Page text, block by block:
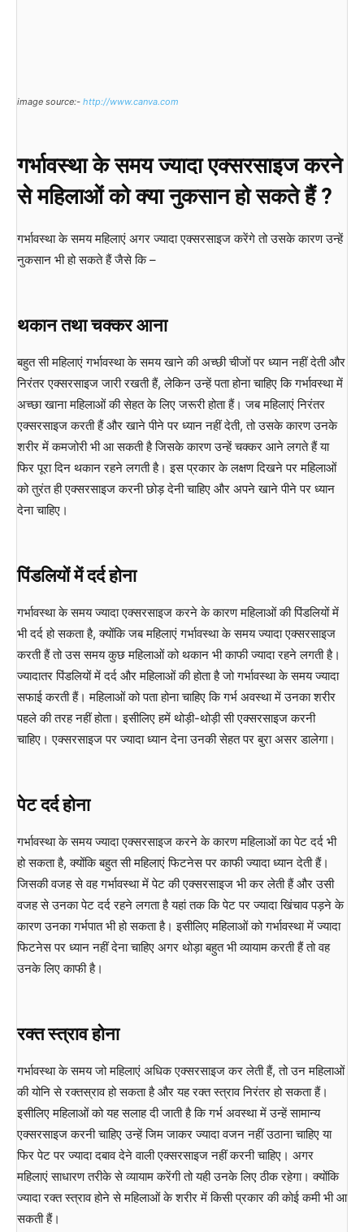
image source:- http://www.canva.com
गर्भावस्था के समय ज्यादा एक्सरसाइज करने
से महिलाओं को क्या नुकसान हो सकते हैं ?
गर्भावस्था के समय महिलाएं अगर ज्यादा एक्सरसाइज करेंगे तो उसके कारण उन्हें
नुकसान भी हो सकते हैं जैसे कि –
थकान तथा चक्कर आना
बहुत सी महिलाएं गर्भावस्था के समय खाने की अच्छी चीजों पर ध्यान नहीं देती और
निरंतर एक्सरसाइज जारी रखती हैं, लेकिन उन्हें पता होना चाहिए कि गर्भावस्था में
अच्छा खाना महिलाओं की सेहत के लिए जरूरी होता हैं। जब महिलाएं निरंतर
एक्सरसाइज करती हैं और खाने पीने पर ध्यान नहीं देती, तो उसके कारण उनके
शरीर में कमजोरी भी आ सकती है जिसके कारण उन्हें चक्कर आने लगते हैं या
फिर पूरा दिन थकान रहने लगती है। इस प्रकार के लक्षण दिखने पर महिलाओं
को तुरंत ही एक्सरसाइज करनी छोड़ देनी चाहिए और अपने खाने पीने पर ध्यान
देना चाहिए।
पिंडलियों में दर्द होना
गर्भावस्था के समय ज्यादा एक्सरसाइज करने के कारण महिलाओं की पिंडलियों में
भी दर्द हो सकता है, क्योंकि जब महिलाएं गर्भावस्था के समय ज्यादा एक्सरसाइज
करती हैं तो उस समय कुछ महिलाओं को थकान भी काफी ज्यादा रहने लगती है।
ज्यादातर पिंडलियों में दर्द और महिलाओं की होता है जो गर्भावस्था के समय ज्यादा
सफाई करती हैं। महिलाओं को पता होना चाहिए कि गर्भ अवस्था में उनका शरीर
पहले की तरह नहीं होता। इसीलिए हमें थोड़ी-थोड़ी सी एक्सरसाइज करनी
चाहिए। एक्सरसाइज पर ज्यादा ध्यान देना उनकी सेहत पर बुरा असर डालेगा।
पेट दर्द होना
गर्भावस्था के समय ज्यादा एक्सरसाइज करने के कारण महिलाओं का पेट दर्द भी
हो सकता है, क्योंकि बहुत सी महिलाएं फिटनेस पर काफी ज्यादा ध्यान देती हैं।
जिसकी वजह से वह गर्भावस्था में पेट की एक्सरसाइज भी कर लेती हैं और उसी
वजह से उनका पेट दर्द रहने लगता है यहां तक कि पेट पर ज्यादा खिंचाव पड़ने के
कारण उनका गर्भपात भी हो सकता है। इसीलिए महिलाओं को गर्भावस्था में ज्यादा
फिटनेस पर ध्यान नहीं देना चाहिए अगर थोड़ा बहुत भी व्यायाम करती हैं तो वह
उनके लिए काफी है।
रक्त स्त्राव होना
गर्भावस्था के समय जो महिलाएं अधिक एक्सरसाइज कर लेती हैं, तो उन महिलाओं
की योनि से रक्तस्राव हो सकता है और यह रक्त स्त्राव निरंतर हो सकता हैं।
इसीलिए महिलाओं को यह सलाह दी जाती है कि गर्भ अवस्था में उन्हें सामान्य
एक्सरसाइज करनी चाहिए उन्हें जिम जाकर ज्यादा वजन नहीं उठाना चाहिए या
फिर पेट पर ज्यादा दबाव देने वाली एक्सरसाइज नहीं करनी चाहिए। अगर
महिलाएं साधारण तरीके से व्यायाम करेंगी तो यही उनके लिए ठीक रहेगा। क्योंकि
ज्यादा रक्त स्त्राव होने से महिलाओं के शरीर में किसी प्रकार की कोई कमी भी आ
सकती हैं।